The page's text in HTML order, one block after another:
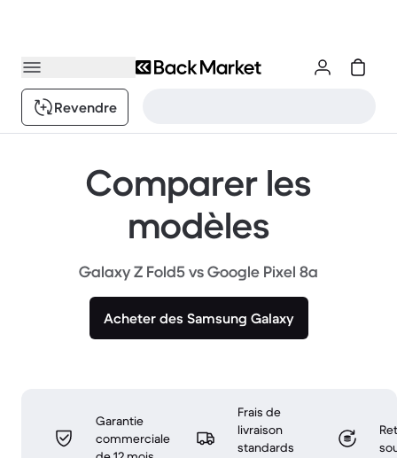
Revendre
Comparer les
modèles
Galaxy Z Fold5 vs Google Pixel 8a
Acheter des Samsung Galaxy
Garantie
commerciale
Frais de
livraison
standards